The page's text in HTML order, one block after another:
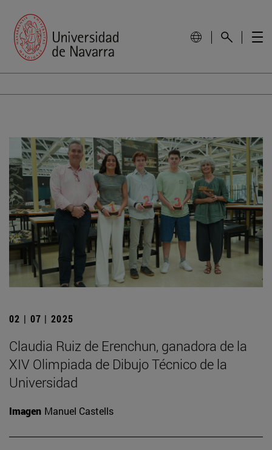
02 | 07 | 2025
Claudia Ruiz de Erenchun, ganadora de la
XIV Olimpiada de Dibujo Técnico de la
Universidad
Imagen Manuel Castells